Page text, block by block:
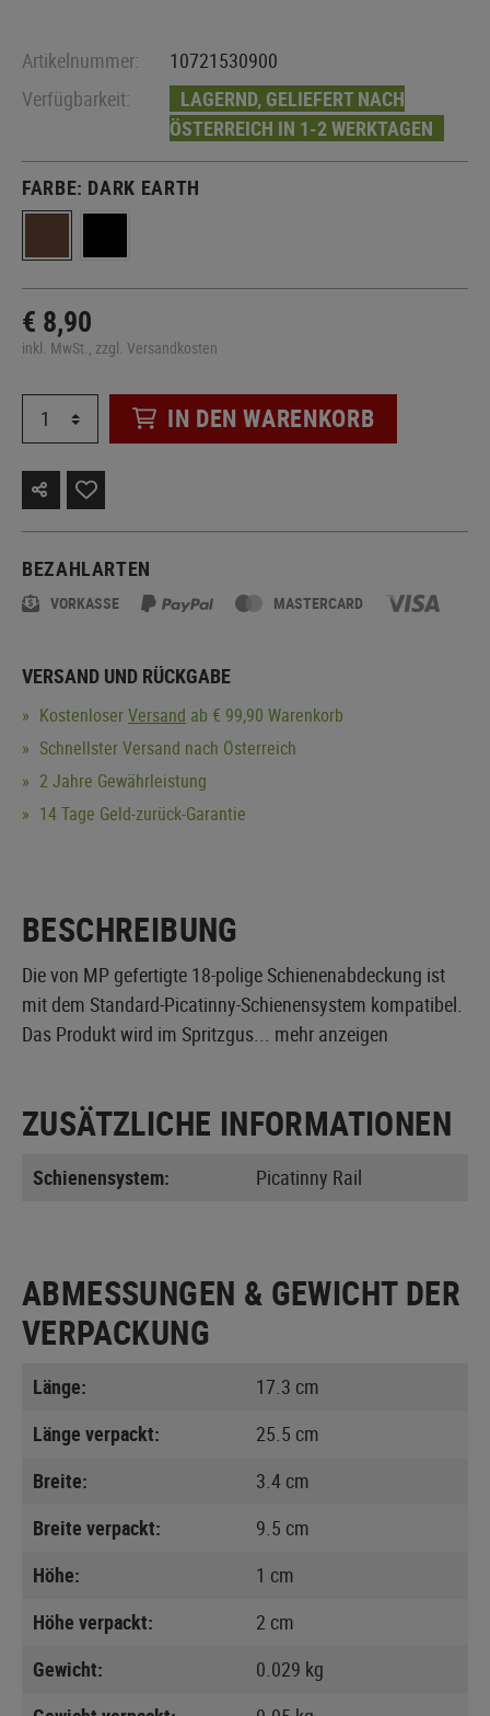
Artikelnummer:
10721530900
Verfügbarkeit:
LAGERND, GELIEFERT NACH
ÖSTERREICH IN 1-2 WERKTAGEN
FARBE: DARK EARTH
€ 8,90
inkl. MwSt., zzgl. Versandkosten
IN DEN WARENKORB
BEZAHLARTEN
VORKASSE MASTERCARD
VERSAND UND RÜCKGABE
KostenloserVersand ab € 99,90 Warenkorb
Schnellster Versand nach Österreich
2 Jahre Gewährleistung
14 Tage Geld-zurück-Garantie
BESCHREIBUNG
Die von MP gefertigte 18-polige Schienenabdeckung ist
mit dem Standard-Picatinny-Schienensystem kompatibel.
Das Produkt wird im Spritzgus... mehr anzeigen
ZUSÄTZLICHE INFORMATIONEN
Schienensystem: Picatinny Rail
ABMESSUNGEN & GEWICHT DER
VERPACKUNG
Länge:
17.3 cm
Länge verpackt:
25.5 cm
Breite:
3.4 cm
Breite verpackt:
9.5 cm
Höhe:
1 cm
Höhe verpackt:
2 cm
Gewicht:
0.029 kg